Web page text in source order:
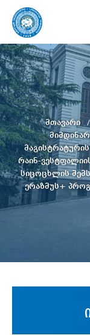
მთავარი
რაინ-
სიცოცხლის
ერაზმუს+